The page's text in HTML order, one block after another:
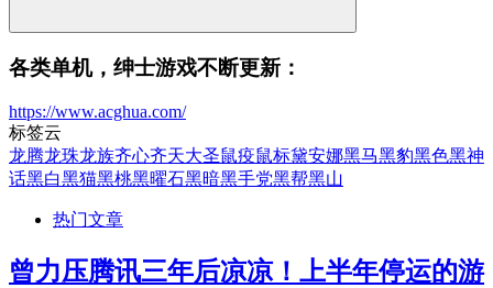
各类单机，绅士游戏不断更新：
https://www.acghua.com/
标签云
龙腾龙珠龙族齐心齐天大圣鼠疫鼠标黛安娜黑马黑豹黑色黑神
话黑白黑猫黑桃黑曜石黑暗黑手党黑帮黑山
热门文章
曾力压腾讯三年后凉凉！上半年停运的游